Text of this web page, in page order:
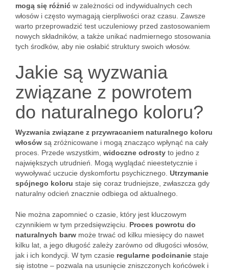
mogą się różnić w zależności od indywidualnych cech
włosów i często wymagają cierpliwości oraz czasu. Zawsze
warto przeprowadzić test uczuleniowy przed zastosowaniem
nowych składników, a także unikać nadmiernego stosowania
tych środków, aby nie osłabić struktury swoich włosów.
Jakie są wyzwania
związane z powrotem
do naturalnego koloru?
Wyzwania związane z przywracaniem naturalnego koloru
włosów są zróżnicowane i mogą znacząco wpłynąć na cały
proces. Przede wszystkim, widoczne odrosty to jedno z
największych utrudnień. Mogą wyglądać nieestetycznie i
wywoływać uczucie dyskomfortu psychicznego. Utrzymanie
spójnego koloru staje się coraz trudniejsze, zwłaszcza gdy
naturalny odcień znacznie odbiega od aktualnego.
Nie można zapomnieć o czasie, który jest kluczowym
czynnikiem w tym przedsięwzięciu. Proces powrotu do
naturalnych barw może trwać od kilku miesięcy do nawet
kilku lat, a jego długość zależy zarówno od długości włosów,
jak i ich kondycji. W tym czasie regularne podcinanie staje
się istotne – pozwala na usunięcie zniszczonych końcówek i